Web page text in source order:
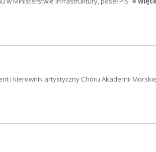
i kierownik artystyczny Chóru Akademii